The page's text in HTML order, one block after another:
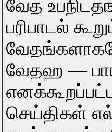
வேத
பரிபாடல்
வேதஹ —
செய்திகள்